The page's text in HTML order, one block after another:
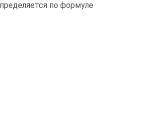
по формуле